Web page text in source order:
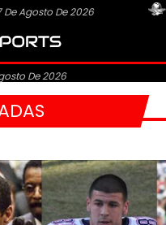
De Agosto De 2026
De 2026